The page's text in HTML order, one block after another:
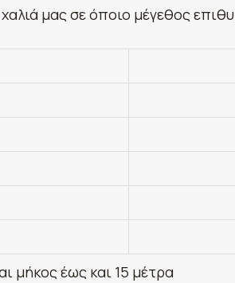
μας σε όποιο μέγεθος
μήκος έως και 15 μέτρα